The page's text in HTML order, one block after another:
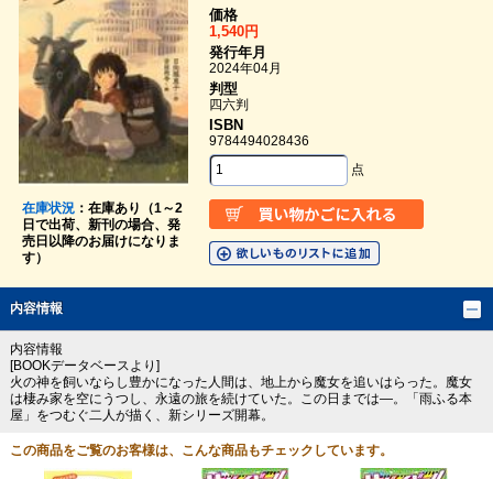
在庫状況：在庫あり（1～2
日で出荷、新刊の場合、発
売日以降のお届けになりま
す）
価格
1,540円
発行年月
2024年04月
判型
四六判
ISBN
9784494028436
点
内容情報
内容情報
[BOOKデータベースより]
火の神を飼いならし豊かになった人間は、地上から魔女を追いはらった。魔女
は棲み家を空にうつし、永遠の旅を続けていた。この日までは―。「雨ふる本
屋」をつむぐ二人が描く、新シリーズ開幕。
この商品をご覧のお客様は、こんな商品もチェックしています。